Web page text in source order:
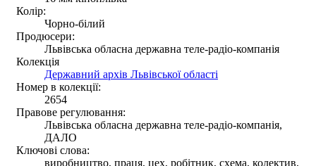
Колір:
Чорно-білий
Продюсери:
Львівська обласна державна теле-радіо-компанія
Колекція
Державний архів Львівської області
Номер в колекції:
2654
Правове регулювання:
Львівська обласна державна теле-радіо-компанія,
ДАЛО
Ключові слова:
виробництво, праця, цех, робітник, схема, колектив,